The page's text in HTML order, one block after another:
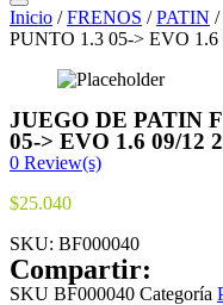
Inicio /FRENOS /PATIN /
PUNTO 1.3 05-> EVO 1.6
JUEGO DE PATIN
05-> EVO 1.6 09/12
0 Review(s)
$25.040
SKU: BF000040
Compartir:
SKU BF000040 Categoría